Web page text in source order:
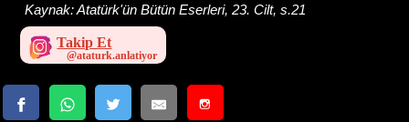
Kaynak:Atatürk'ün Bütün Eserleri, 23. Cilt, s.21
Takip Et